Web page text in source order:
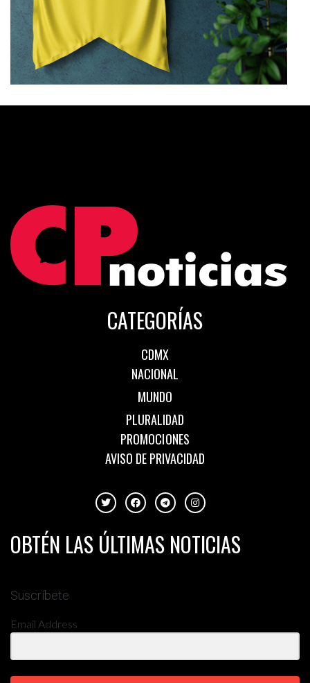
CATEGORÍAS
CDMX
NACIONAL
MUNDO
PLURALIDAD
PROMOCIONES
AVISO DE PRIVACIDAD
OBTÉN LAS ÚLTIMAS NOTICIAS
Suscríbete
Email Address